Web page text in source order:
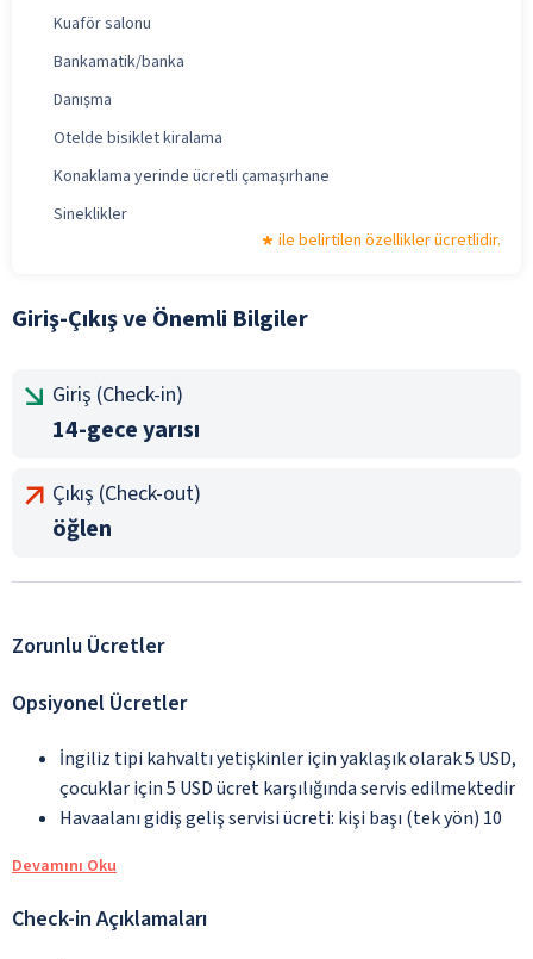
Kuaför salonu
Bankamatik/banka
Danışma
Otelde bisiklet kiralama
Konaklama yerinde ücretli çamaşırhane
Sineklikler
ile belirtilen özellikler ücretlidir.
Giriş-Çıkış ve Önemli Bilgiler
Giriş (Check-in)
14-gece yarısı
Çıkış (Check-out)
öğlen
Zorunlu Ücretler
Opsiyonel Ücretler
İngiliz tipi kahvaltı yetişkinler için yaklaşık olarak 5 USD,
çocuklar için 5 USD ücret karşılığında servis edilmektedir
Havaalanı gidiş geliş servisi ücreti: kişi başı (tek yön) 10
Devamını Oku
Check-in Açıklamaları